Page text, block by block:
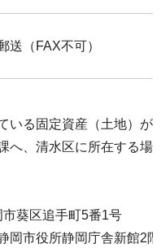
送（FAX不可）
いる固定資産（土地）が
へ、清水区に所在する場
葵区追手町5番1号
岡市役所静岡庁舎新館2